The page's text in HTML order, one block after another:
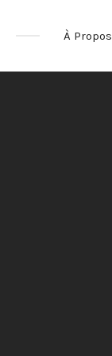
À Propos